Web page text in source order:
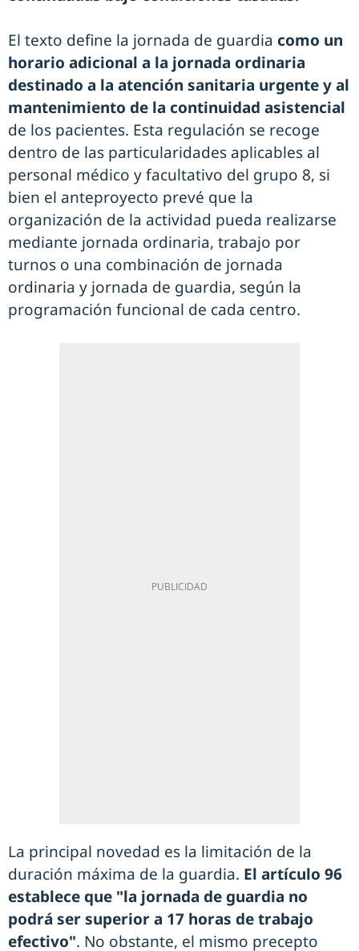
El texto define la jornada de guardia como un
horario adicional a la jornada ordinaria
destinado a la atención sanitaria urgente y al
mantenimiento de la continuidad asistencial
de los pacientes. Esta regulación se recoge
dentro de las particularidades aplicables al
personal médico y facultativo del grupo 8, si
bien el anteproyecto prevé que la
organización de la actividad pueda realizarse
mediante jornada ordinaria, trabajo por
turnos o una combinación de jornada
ordinaria y jornada de guardia, según la
programación funcional de cada centro.
La principal novedad es la limitación de la
duración máxima de la guardia. El artículo 96
establece que "la jornada de guardia no
podrá ser superior a 17 horas de trabajo
efectivo". No obstante, el mismo precepto